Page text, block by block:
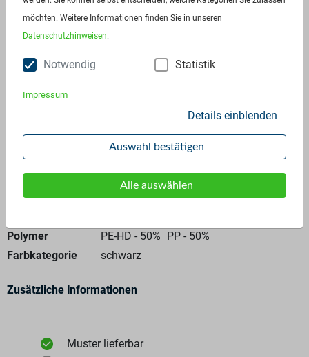
Standardverpackung/Bereitstellungsart:Big Bags
Preis:Auf Anfrage
Anfrage stellen
Polymer
PE-HD - 50% PP - 50%
Farbkategorie
schwarz
Zusätzliche Informationen
Muster lieferbar
möchten. Weitere Informationen finden Sie in unseren
Datenschutzhinweisen.
Notwendig Statistik
Impressum
Details einblenden
Auswahl bestätigen
Alle auswählen